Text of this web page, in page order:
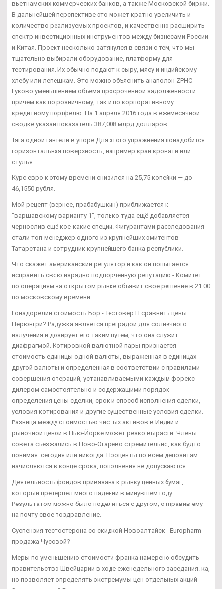
вьетнамских коммерческих банков, а также Московской биржи.
В дальнейшей перспективе это может кратно увеличить и
количество реализуемых проектов, и качественно расширить
спектр инвестиционных инструментов между бизнесами России
и Китая. Проект несколько затянулся в связи с тем, что мы
тщательно выбирали оборудование, платформу для
тестирования. Их обычно подают к сыру, мясу и индийскому
хлебу или лепешкам. Это можно объяснить анаполон ZPHC
Гуково уменьшением объема просроченной задолженности —
причем как по розничному, так и по корпоративному
кредитному портфелю. На 1 апреля 2016 года в ежемесячной
сводке указан показатель 387,008 млрд долларов.
Тяга одной гантели в упоре Для этого упражнения понадобится
горизонтальная поверхность, например край кровати или
стулья.
Курс евро к этому времени снизился на 25,75 копейки — до
46,1550 рубля.
Мой рецепт (вернее, прабабушкин) приближается к
"варшавскому варианту 1", только туда ещё добавляется
чернослив ещё кое-какие специи. Фигурантами расследования
стали топ-менеджер одного из крупнейших эмитентов
Татарстана и сотрудник крупнейшего банка республики.
Что скажет американский регулятор и как он попытается
исправить свою изрядно подпорченную репутацию - Комитет
по операциям на открытом рынке объявит свое решение в 21:00
по московскому времени.
Гонадорелин стоимость Бор - Тестовер П сравнить цены
Нерюнгри? Радужка является преградой для солнечного
излучения и дозирует его таким путём, что она служит
диафрагмой. Котировкой валютной пары признается
стоимость единицы одной валюты, выраженная в единицах
другой валюты и определенная в соответствии с правилами
совершения операций, устанавливаемыми каждым форекс-
дилером самостоятельно и содержащими порядок
определения цены сделки, срок и способ исполнения сделки,
условия котирования и другие существенные условия сделки.
Разница между стоимостью чистых активов в Индии и
рыночной ценой в Нью-Йорке может резко вырасти. Члены
совета съезжались в Ново-Огарево стремительно, как будто
понимая: сегодня или никогда. Проценты по всем депозитам
начисляются в конце срока, пополнения не допускаются.
Деятельность фондов привязана к рынку ценных бумаг,
который претерпел много падений в минувшем году.
Результатом можно было поделиться с другом, отправив ему
на почту свое поздравление.
Суспензия тестостерона со скидкой Новоалтайск - Europharm
продажа Чусовой?
Меры по уменьшению стоимости франка намерено обсудить
правительство Швейцарии в ходе еженедельного заседания. ка,
но позволяет определять экстремумы цен отдельных акций